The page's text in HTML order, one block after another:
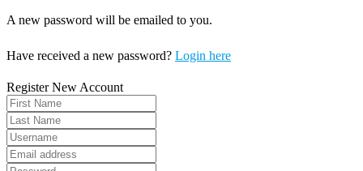
A new password will be emailed to you.
Have received a new password? Login here
Register New Account